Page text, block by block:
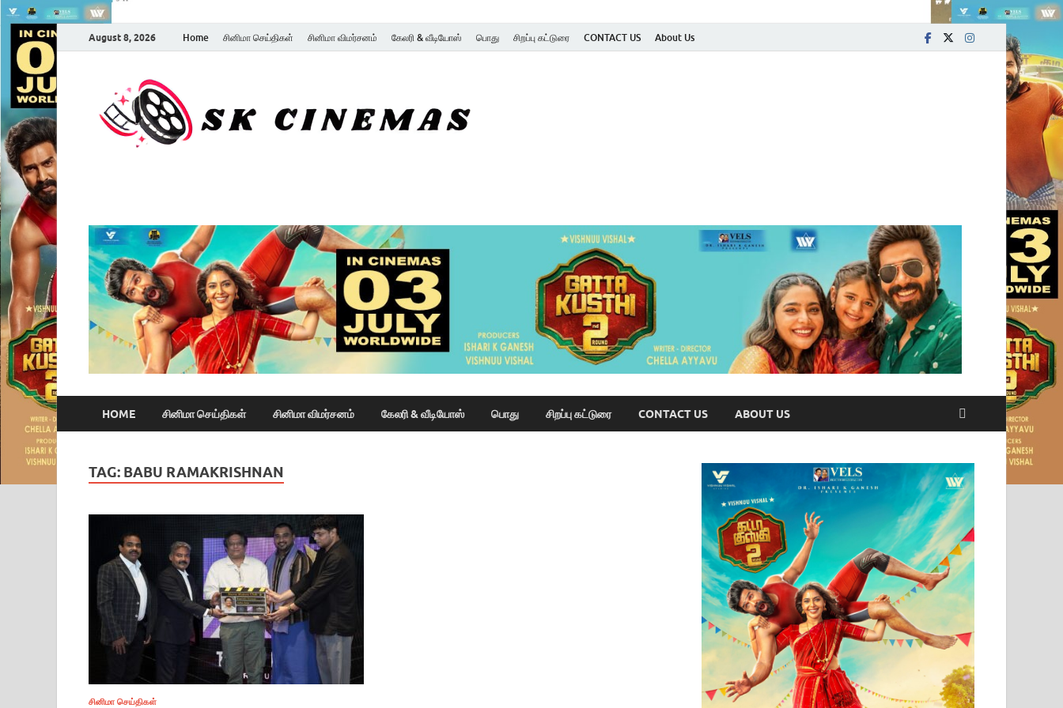
August 8, 2026 Home சினிமா செய்திகள் சினிமா விமர்சனம் கேலரி & வீடியோஸ் பொது சிறப்பு கட்டுரை CONTACT US About Us
HOME சினிமா செய்திகள் சினிமா விமர்சனம் கேலரி & வீடியோஸ் பொது சிறப்பு கட்டுரை CONTACT US ABOUT US
TAG: BABU RAMAKRISHNAN
சினிமா செய்திகள்